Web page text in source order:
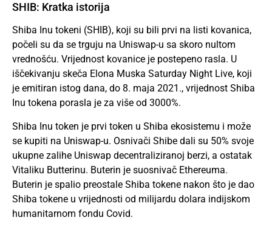
SHIB: Kratka istorija
Shiba Inu tokeni (SHIB), koji su bili prvi na listi kovanica,
počeli su da se trguju na Uniswap-u sa skoro nultom
vrednošću. Vrijednost kovanice je postepeno rasla. U
iščekivanju skeča Elona Muska Saturday Night Live, koji
je emitiran istog dana, do 8. maja 2021., vrijednost Shiba
Inu tokena porasla je za više od 3000%.
Shiba Inu token je prvi token u Shiba ekosistemu i može
se kupiti na Uniswap-u. Osnivači Shibe dali su 50% svoje
ukupne zalihe Uniswap decentraliziranoj berzi, a ostatak
Vitaliku Butterinu. Buterin je suosnivač Ethereuma.
Buterin je spalio preostale Shiba tokene nakon što je dao
Shiba tokene u vrijednosti od milijardu dolara indijskom
humanitarnom fondu Covid.